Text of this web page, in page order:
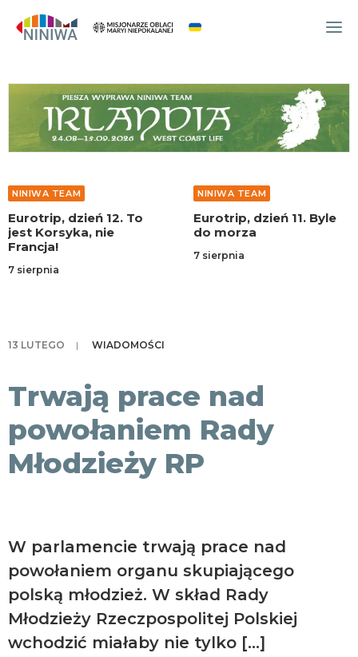
WYDARZENIA
O NAS
WSPÓLNOTA
NINIWA TEAM
FESTIWAL ŻYCIA
WOLONTARIAT
AKTUALNOŚCI
NINIWA TEAM
Eurotrip, dzień 12. To
jest Korsyka, nie
Francja!
7 sierpnia
NINIWA TEAM
Eurotrip, dzień 11. Byle
do morza
7 sierpnia
13 LUTEGO | WIADOMOŚCI
Trwają prace nad
powołaniem Rady
Młodzieży RP
W parlamencie trwają prace nad
powołaniem organu skupiającego
polską młodzież. W skład Rady
Młodzieży Rzeczpospolitej Polskiej
wchodzić miałaby nie tylko […]